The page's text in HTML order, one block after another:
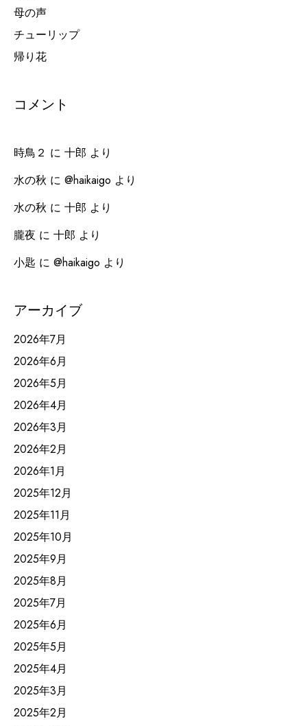
母の声
チューリップ
帰り花
コメント
時鳥２ に 十郎 より
水の秋 に @haikaigo より
水の秋 に 十郎 より
朧夜 に 十郎 より
小匙 に @haikaigo より
アーカイブ
2026年7月
2026年6月
2026年5月
2026年4月
2026年3月
2026年2月
2026年1月
2025年12月
2025年11月
2025年10月
2025年9月
2025年8月
2025年7月
2025年6月
2025年5月
2025年4月
2025年3月
2025年2月